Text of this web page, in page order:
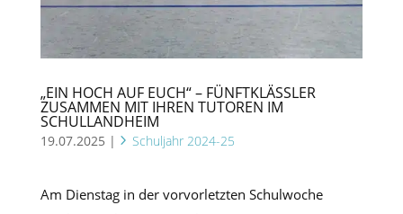
„EIN HOCH AUF EUCH“ – FÜNFTKLÄSSLER
ZUSAMMEN MIT IHREN TUTOREN IM
SCHULLANDHEIM
19.07.2025 | Schuljahr 2024-25
Am Dienstag in der vorvorletzten Schulwoche